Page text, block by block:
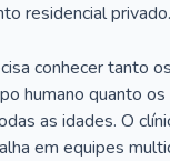
residencial privado.
conhecer tanto
humano quanto os
as idades. O
em equipes